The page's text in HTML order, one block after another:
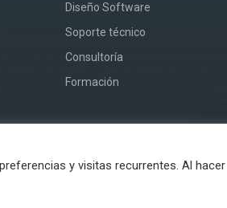
Diseño Software
Soporte técnico
Consultoría
Formación
y visitas recurrentes. Al